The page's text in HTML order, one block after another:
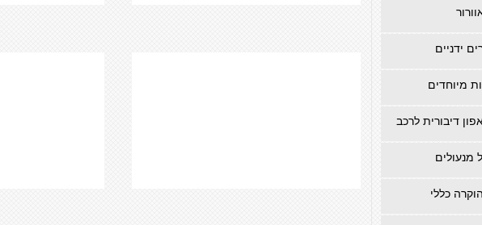
ידניים
מיוחדים
דיבורית לרכב
מנעולים
כללי